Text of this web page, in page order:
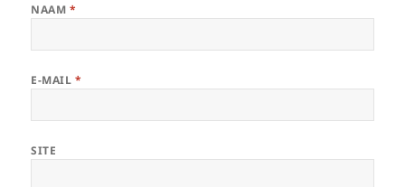
NAAM *
E-MAIL *
SITE